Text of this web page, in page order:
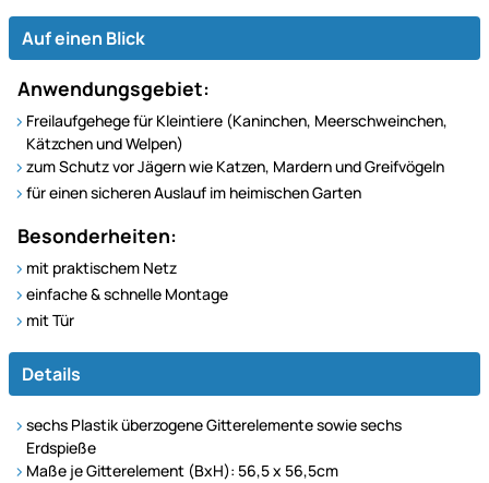
Auf einen Blick
Anwendungsgebiet:
Freilaufgehege für Kleintiere (Kaninchen, Meerschweinchen,
Kätzchen und Welpen)
zum Schutz vor Jägern wie Katzen, Mardern und Greifvögeln
für einen sicheren Auslauf im heimischen Garten
Besonderheiten:
mit praktischem Netz
einfache & schnelle Montage
mit Tür
Details
sechs Plastik überzogene Gitterelemente sowie sechs
Erdspieße
Maße je Gitterelement (BxH): 56,5 x 56,5cm